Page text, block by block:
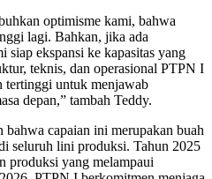
optimisme kami, bahwa
lagi. Bahkan, jika ada
siap ekspansi ke kapasitas yang
teknis, dan operasional PTPN I
tertinggi untuk menjawab
depan,” tambah Teddy.
capaian ini merupakan buah
seluruh lini produksi. Tahun 2025
produksi yang melampaui